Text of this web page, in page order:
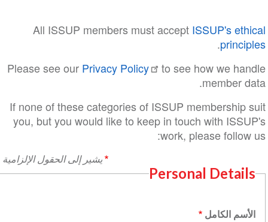
All ISSUP members must acceptISSUP's
.
Please see ourPrivacy Policy
to see how we
member
If none of these categories of ISSUP membership
you, but you would like to keep in touch with
work, please follow
يشير إلى الحقول الإلزامية
Personal Details
الأسم الكامل